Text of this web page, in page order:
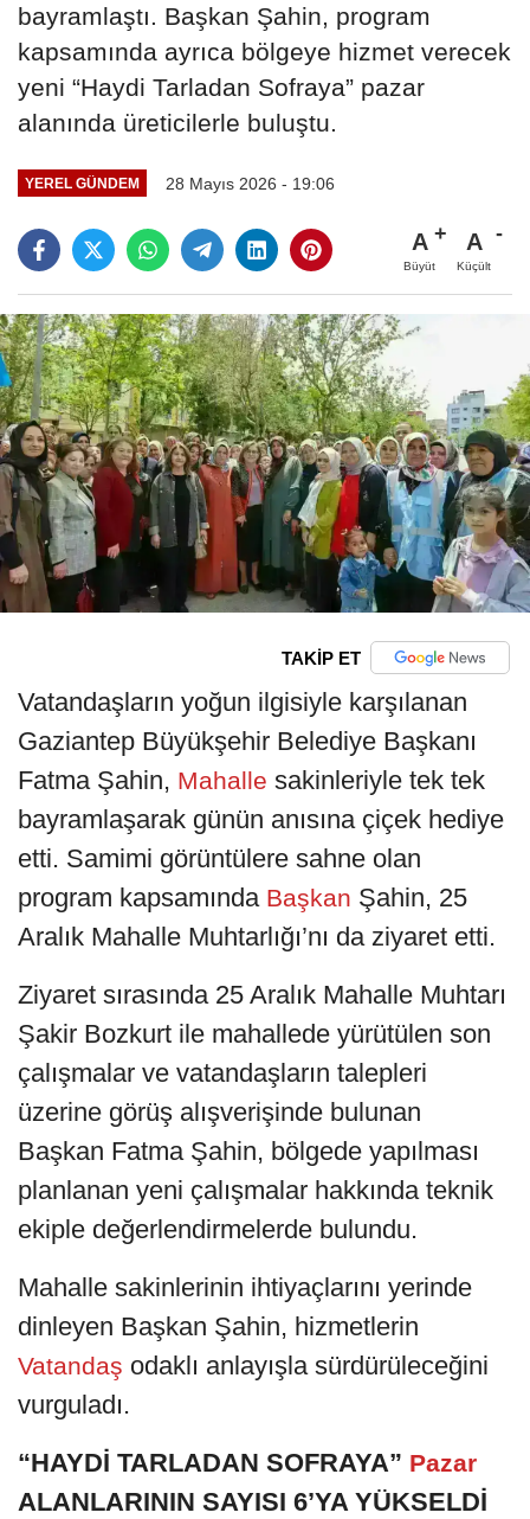
bayramlaştı. Başkan Şahin, program
kapsamında ayrıca bölgeye hizmet verecek
yeni “Haydi Tarladan Sofraya” pazar
alanında üreticilerle buluştu.
YEREL GÜNDEM 28 Mayıs 2026 - 19:06
A
Büyüt
A
Küçült
TAKİP ET
Vatandaşların yoğun ilgisiyle karşılanan
Gaziantep Büyükşehir Belediye Başkanı
Fatma Şahin, Mahalle sakinleriyle tek tek
bayramlaşarak günün anısına çiçek hediye
etti. Samimi görüntülere sahne olan
program kapsamında Başkan Şahin, 25
Aralık Mahalle Muhtarlığı’nı da ziyaret etti.
Ziyaret sırasında 25 Aralık Mahalle Muhtarı
Şakir Bozkurt ile mahallede yürütülen son
çalışmalar ve vatandaşların talepleri
üzerine görüş alışverişinde bulunan
Başkan Fatma Şahin, bölgede yapılması
planlanan yeni çalışmalar hakkında teknik
ekiple değerlendirmelerde bulundu.
Mahalle sakinlerinin ihtiyaçlarını yerinde
dinleyen Başkan Şahin, hizmetlerin
Vatandaş odaklı anlayışla sürdürüleceğini
vurguladı.
“HAYDİ TARLADAN SOFRAYA” Pazar
ALANLARININ SAYISI 6’YA YÜKSELDİ